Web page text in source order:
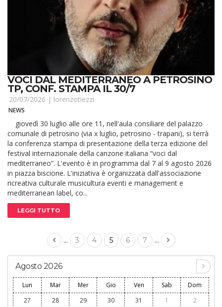
VOCI DAL MEDITERRANEO A PETROSINO
TP, CONF. STAMPA IL 30/7
20/07/2026 | lorenzotiezzi
NEWS
giovedì 30 luglio alle ore 11, nell'aula consiliare del palazzo
comunale di petrosino (via x luglio, petrosino - trapani), si terrà
la conferenza stampa di presentazione della terza edizione del
festival internazionale della canzone italiana “voci dal
mediterraneo”. L'evento è in programma dal 7 al 9 agosto 2026
in piazza biscione. L'iniziativa è organizzata dall'associazione
ricreativa culturale musicultura eventi e management e
mediterranean label, co...
LEGGI TUTTO
... 3 4 5 6 7 ...
Agosto 2026
Lun Mar Mer Gio Ven Sab
Dom
27
28 29 30 31 1
2